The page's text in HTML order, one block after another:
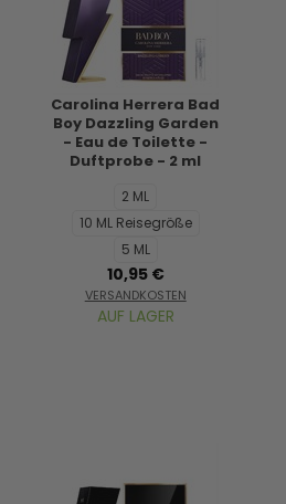
Carolina Herrera Bad
Boy Dazzling Garden
- Eau de Toilette -
Duftprobe - 2 ml
2 ML
10 ML Reisegröße
5 ML
10,95 €
VERSANDKOSTEN
AUF LAGER